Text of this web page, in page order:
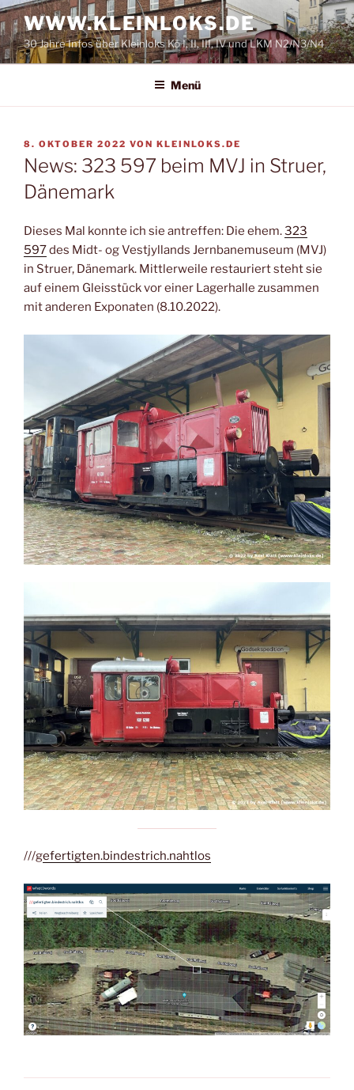
Zum
Inhalt
springen
WWW.KLEINLOKS.DE
30 Jahre Infos über Kleinloks Kö I, II, III, IV und LKM N2/N3/N4
Menü
VERÖFFENTLICHT
AM
8. OKTOBER 2022 VON KLEINLOKS.DE
News: 323 597 beim MVJ in Struer,
Dänemark
Dieses Mal konnte ich sie antreffen: Die ehem.323
597des Midt- og Vestjyllands Jernbanemuseum (MVJ)
in Struer, Dänemark. Mittlerweile restauriert steht sie
auf einem Gleisstück vor einer Lagerhalle zusammen
mit anderen Exponaten (8.10.2022).
///gefertigten.bindestrich.nahtlos